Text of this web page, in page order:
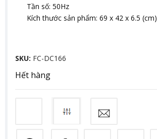
Tần số: 50Hz
Kích thước sản phẩm: 69 x 42 x 6.5 (cm)
SKU: FC-DC166
Hết hàng
So sánh